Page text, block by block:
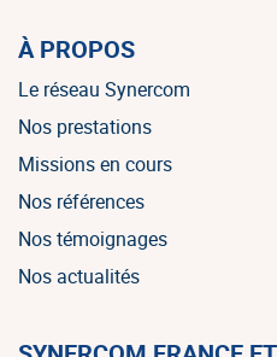
À PROPOS
Le réseau Synercom
Nos prestations
Missions en cours
Nos références
Nos témoignages
Nos actualités